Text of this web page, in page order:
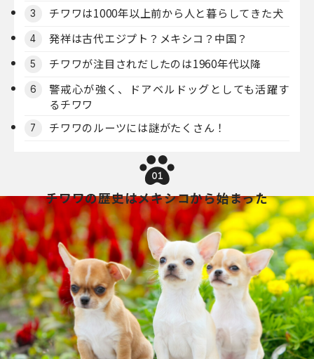
3 チワワは1000年以上前から人と暮らしてきた犬
4 発祥は古代エジプト？メキシコ？中国？
5 チワワが注目されだしたのは1960年代以降
6
警戒心が強く、ドアベルドッグとしても活躍す
るチワワ
7 チワワのルーツには謎がたくさん！
01
チワワの歴史はメキシコから始まった